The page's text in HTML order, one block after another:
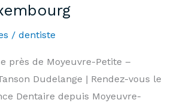
/ dentiste
près de Moyeuvre-Petite –
Dudelange | Rendez-vous le
Dentaire depuis Moyeuvre-